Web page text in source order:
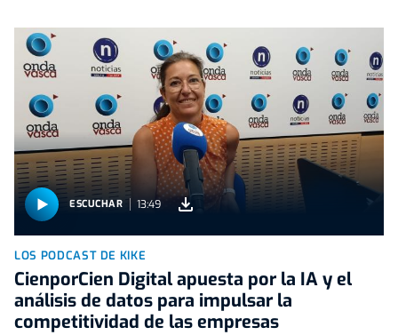
ESCUCHAR 13:49
LOS PODCAST DE KIKE
CienporCien Digital apuesta por la IA y el
análisis de datos para impulsar la
competitividad de las empresas